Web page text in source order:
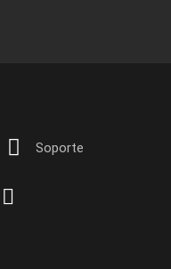
Soporte